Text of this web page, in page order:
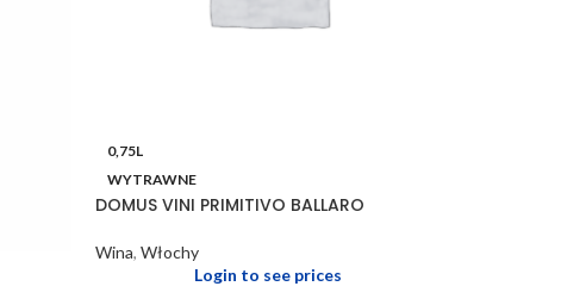
0,75L
WYTRAWNE
DOMUS VINI PRIMITIVO BALLARO
Wina, Włochy
Login to see prices